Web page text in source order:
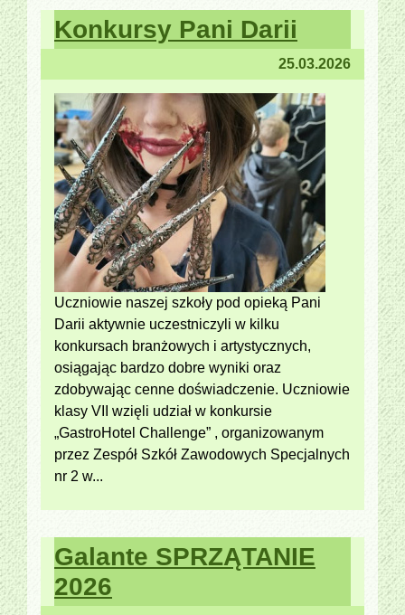
Konkursy Pani Darii
25.03.2026
Uczniowie naszej szkoły pod opieką Pani
Darii aktywnie uczestniczyli w kilku
konkursach branżowych i artystycznych,
osiągając bardzo dobre wyniki oraz
zdobywając cenne doświadczenie. Uczniowie
klasy VII wzięli udział w konkursie
„GastroHotel Challenge” , organizowanym
przez Zespół Szkół Zawodowych Specjalnych
nr 2 w...
Galante SPRZĄTANIE
2026